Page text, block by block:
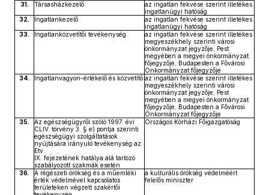
31.
Társasházkezelő
az ingatlan fekvése szerint illetékes
ingatlanügyi hatóság
32.
Ingatlankezelő
az ingatlan fekvése szerint illetékes
ingatlanügyi hatóság
33.
Ingatlanközvetítői tevékenység
az ingatlan fekvése szerint illetékes
megyeszékhely szerinti városi
önkormányzat jegyzője, Pest
megyében a megyei önkormányzat
főjegyzője, Budapesten a Fővárosi
Önkormányzat főjegyzője
34.
Ingatlanvagyon-értékelő és közvetítő az ingatlan fekvése szerint illetékes
megyeszékhely szerinti városi
önkormányzat jegyzője, Pest
megyében a megyei önkormányzat
főjegyzője, Budapesten a Fővárosi
Önkormányzat főjegyzője
35.
Az egészségügyről szóló 1997. évi
CLIV. törvény 3. § e) pontja szerinti
egészségügyi szolgáltatások
nyújtására irányuló tevékenység az
Etv.
IX. fejezetének hatálya alá tartozó
szabályozott szakmák esetén
Országos Kórházi Főigazgatóság
36.
A régészeti örökség és a műemléki
érték védelmével kapcsolatos
területeken végzett szakértői
a kulturális örökség védelméért
felelős miniszter